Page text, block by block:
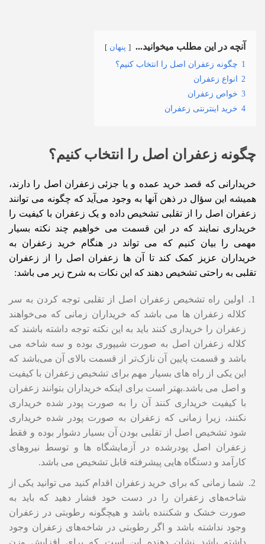
آنچه در این مطلب میخوانید... پنهان
1 چگونه زعفران اصل را انتخاب کنیم؟
2 انواع زعفران
3 خواص زعفران
4 خرید اینترنتی زعفران
چگونه زعفران اصل را انتخاب کنیم؟
خریدارانی که قصد خرید عمده و یا جزئی زعفران اصل را دارند،
همیشه این سؤال در ذهن آنها به وجود می‌آید که چگونه می توانند
زعفران اصل را از تقلبی تشخیص داده و یک زعفران با کیفیت را
خریداری نمایند که در این قسمت می خواهیم چند نکته بسیار
مهمی را بیان کنیم که می تواند در هنگام خرید زعفران به
خریداران عزیز کمک کند تا آن ها زعفران اصل را از زعفران
تقلبی به راحتی تشخیص دهند که این نکات به شرح زیر می باشد:
اولین راه تشخیص زعفران اصل از تقلبی توجه کردن به سر
کلاله زعفران ها می باشد که خریداران زمانی که می‌خواهند
زعفران را خریداری کنند باید به این نکته توجه داشته باشند که
کلاله زعفران اصل به صورت شیپوری بوده و سه شاخه می
باشد و قسمت پایین آن نازک‌تر از قسمت بالای آن می‌باشد که
این یکی از راه های بسیار مهم برای تشخیص زعفران با کیفیت
و اصل می باشد.بهتر است برای اینکه خریداران بتوانند زعفران
با کیفیت خریداری کنند آن را به صورت پودر شده خریداری
نکنند، زیرا زمانی که زعفران به صورت پودر شده خریداری
شود تشخیص اصل از تقلبی بودن آن بسیار دشوار بوده و فقط
زعفران اصل پودرشده در آزمایشگاه ها و توسط نیروهای
کارآمد و دستگاه هایی پیشرفته قابل تشخیص می باشد.
شما زمانی که برای خرید زعفران اقدام کنید می توانید یکی از
شاخه‌های زعفران را در دست خود فشار دهید که باید به
صورت خشک و شکننده باشد و هیچگونه رطوبتی در زعفران
وجود نداشته باشد و اگر رطوبتی در شاخه‌های زعفران وجود
داشته باشد نشان دهنده این است که برای افزایش وزن